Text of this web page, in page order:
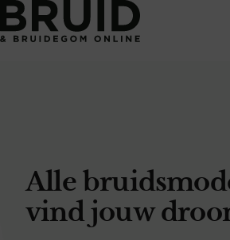
Alle bruidsmodewinkels in Flevoland
Alle
vind jouw